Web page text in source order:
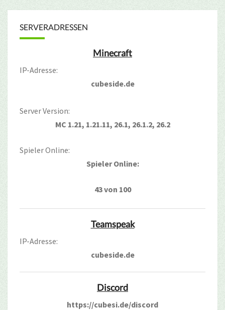
SERVERADRESSEN
Minecraft
IP-Adresse:
cubeside.de
Server Version:
MC 1.21, 1.21.11, 26.1, 26.1.2, 26.2
Spieler Online:
Spieler Online:
43 von 100
Teamspeak
IP-Adresse:
cubeside.de
Discord
https://cubesi.de/discord